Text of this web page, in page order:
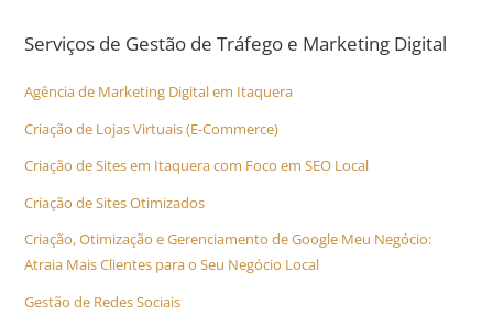
Serviços de Gestão de Tráfego e Marketing Digital
Agência de Marketing Digital em Itaquera
Criação de Lojas Virtuais (E-Commerce)
Criação de Sites em Itaquera com Foco em SEO Local
Criação de Sites Otimizados
Criação, Otimização e Gerenciamento de Google Meu Negócio:
Atraia Mais Clientes para o Seu Negócio Local
Gestão de Redes Sociais